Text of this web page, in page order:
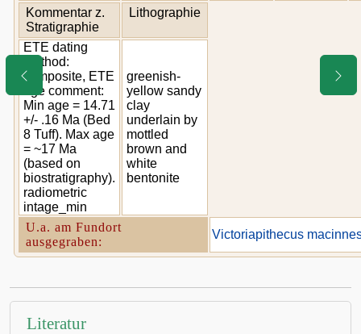
Kommentar z.
Stratigraphie
Lithographie
ETE dating
method:
composite, ETE
age comment:
Min age = 14.71
+/- .16 Ma (Bed
8 Tuff). Max age
= ~17 Ma
(based on
biostratigraphy).
radiometric
intage_min
greenish-
yellow sandy
clay
underlain by
mottled
brown and
white
bentonite
U.a. am Fundort
ausgegraben:
Victoriapithecus
Literatur